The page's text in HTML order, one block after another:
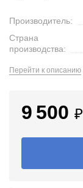
Производитель:
Страна
производства:
Перейти к описанию
9 500 ₽